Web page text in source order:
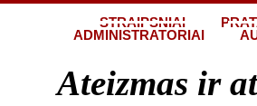
STRAIPSNIAI
ADMINISTRATORIAI
Ateizmas ir